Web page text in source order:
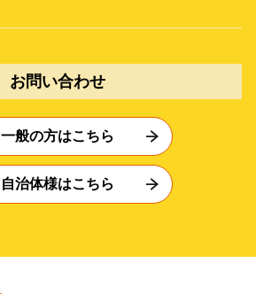
お問い合わせ
一般の方はこちら
自治体様はこちら